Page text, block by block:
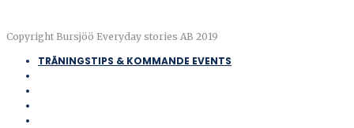
Copyright Bursjöö Everyday stories AB 2019
TRÄNINGSTIPS & KOMMANDE EVENTS